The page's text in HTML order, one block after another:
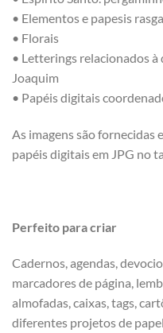
• Elementos e papesis
• Florais
• Letterings relacionados à
Joaquim
• Papéis digitais
As imagens são fornecidas
papéis digitais em JPG no
Perfeito para criar
Cadernos, agendas,
marcadores de página,
almofadas, caixas, tags,
diferentes projetos de